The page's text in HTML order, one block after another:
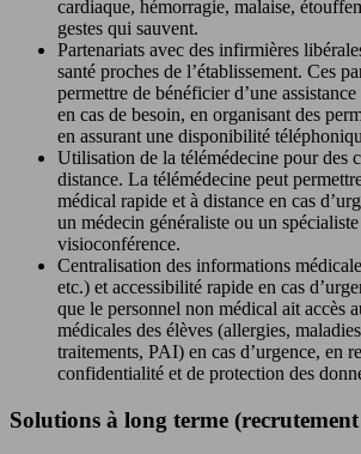
cardiaque, hémorragie, malaise,
gestes qui sauvent.
Partenariats avec des infirmières
santé proches de l’établissement. Ces
permettre de bénéficier d’une
en cas de besoin, en organisant des
en assurant une disponibilité
Utilisation de la télémédecine pour des
distance. La télémédecine peut
médical rapide et à distance en cas
un médecin généraliste ou un
visioconférence.
Centralisation des informations
etc.) et accessibilité rapide en cas
que le personnel non médical ait accès
médicales des élèves (allergies,
traitements, PAI) en cas d’urgence, en
confidentialité et de protection des
Solutions à long terme